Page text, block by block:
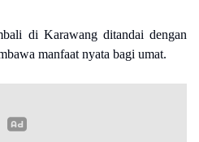
di Karawang ditandai dengan
manfaat nyata bagi umat.